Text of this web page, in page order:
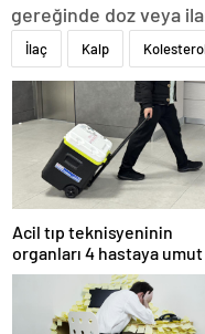
gereğinde doz veya
İlaç Kalp
Acil tıp teknisyeninin
organları 4 hastaya